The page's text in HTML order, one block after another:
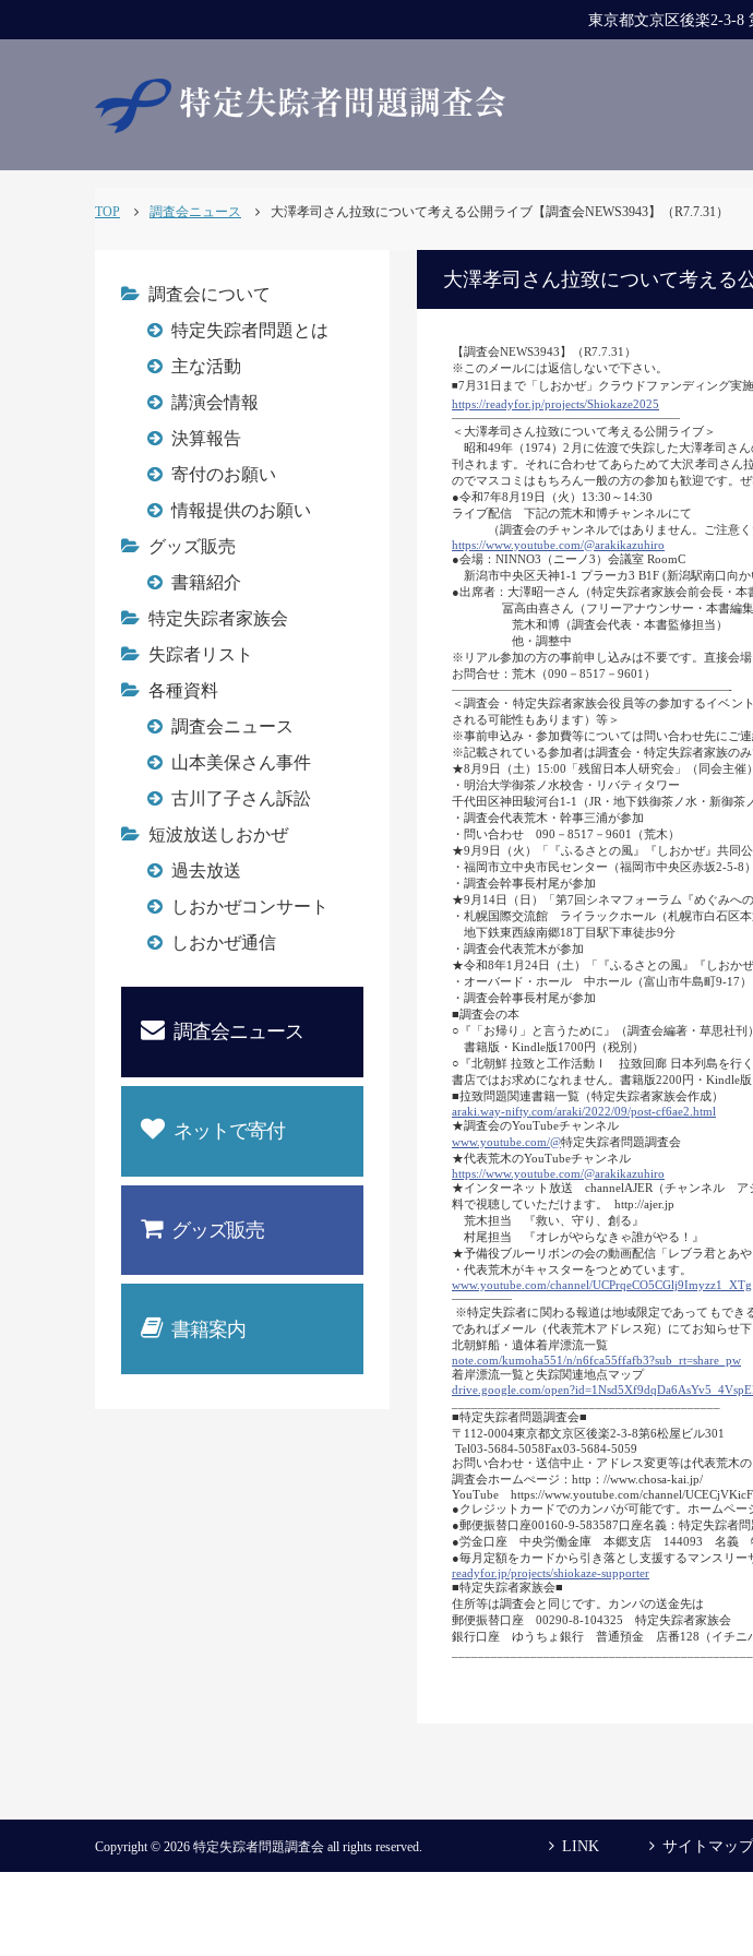
東京都文京区後楽2-3-8
TOP 調査会ニュース 大澤孝司さん拉致について考える公開ライブ【調査会NEWS3943】（R7.7.31）
大澤孝司さん拉致について考える
【調査会NEWS3943】（R7.7.31）
※このメールには返信しないで下さい。
◾️7月31日まで「しおかぜ」クラウドファンディング実
https://readyfor.jp/projects/Shiokaze2025
―――――――――――――――――――
＜大澤孝司さん拉致について考える公開ライブ＞
昭和49年（1974）2月に佐渡で失踪した大澤孝司さ
刊されます。それに合わせてあらためて大沢孝司さん
のでマスコミはもちろん一般の方の参加も歓迎です。ぜ
●令和7年8月19日（火）13:30～14:30
ライブ配信 下記の荒木和博チャンネルにて
（調査会のチャンネルではありません。ご注意く
https://www.youtube.com/@arakikazuhiro
●会場：NINNO3（ニーノ3）会議室 RoomC
新潟市中央区天神1-1 プラーカ3 B1F (新潟駅南口向か
●出席者：大澤昭一さん（特定失踪者家族会前会長・本
冨高由喜さん（フリーアナウンサー・本書編集
荒木和博（調査会代表・本書監修担当）
他・調整中
※リアル参加の方の事前申し込みは不要です。直接会
お問合せ：荒木（090－8517－9601）
―――――――――――――――――――――――-
＜調査会・特定失踪者家族会役員等の参加するイベ
される可能性もあります）等＞
※事前申込み・参加費等については問い合わせ先にご連
※記載されている参加者は調査会・特定失踪者家族のみ
★8月9日（土）15:00「残留日本人研究会」（同会主催）
・明治大学御茶ノ水校舎・リバティタワー
千代田区神田駿河台1-1（JR・地下鉄御茶ノ水・新御茶
・調査会代表荒木・幹事三浦が参加
・問い合わせ 090－8517－9601（荒木）
★9月9日（火）「『ふるさとの風』『しおかぜ』共同
・福岡市立中央市民センター（福岡市中央区赤坂2-5-8）
・調査会幹事長村尾が参加
★9月14日（日）「第7回シネマフォーラム『めぐみへ
・札幌国際交流館 ライラックホール（札幌市白石区本
地下鉄東西線南郷18丁目駅下車徒歩9分
・調査会代表荒木が参加
★令和8年1月24日（土）「『ふるさとの風』『しおか
・オーバード・ホール 中ホール（富山市牛島町9-17）
・調査会幹事長村尾が参加
■調査会の本
○『「お帰り」と言うために』（調査会編著・草思社刊）
書籍版・Kindle版1700円（税別）
○『北朝鮮 拉致と工作活動Ⅰ 拉致回廊 日本列島を行
書店ではお求めになれません。書籍版2200円・Kindle版
■拉致問題関連書籍一覧（特定失踪者家族会作成）
araki.way-nifty.com/araki/2022/09/post-cf6ae2.html
★調査会のYouTubeチャンネル
www.youtube.com/@特定失踪者問題調査会
★代表荒木のYouTubeチャンネル
https://www.youtube.com/@arakikazuhiro
★インターネット放送 channelAJER（チャンネル ア
料で視聴していただけます。 http://ajer.jp
荒木担当 『救い、守り、創る』
村尾担当 『オレがやらなきゃ誰がやる！』
★予備役ブルーリボンの会の動画配信「レブラ君とあや
・代表荒木がキャスターをつとめています。
www.youtube.com/channel/UCPrqeCO5CGlj9Imyzz1_XTg
―――――
※特定失踪者に関わる報道は地域限定であってもでき
であればメール（代表荒木アドレス宛）にてお知らせ
北朝鮮船・遺体着岸漂流一覧
note.com/kumoha551/n/n6fca55ffafb3?sub_rt=share_pw
着岸漂流一覧と失踪関連地点マップ
drive.google.com/
■特定失踪者問題調査会■
〒112-0004東京都文京区後楽2-3-8第6松屋ビル301
Tel03-5684-5058Fax03-5684-5059
お問い合わせ・送信中止・アドレス変更等は代表荒木
調査会ホームぺージ：http：//www.chosa-kai.jp/
YouTube https://www.youtube.com/channel/
●クレジットカードでのカンパが可能です。ホームペー
●郵便振替口座00160-9-583587口座名義：特定失
●労金口座 中央労働金庫 本郷支店 144093 名義 特
●毎月定額をカードから引き落とし支援するマンスリー
readyfor.jp/projects/shiokaze-supporter
■特定失踪者家族会■
住所等は調査会と同じです。カンパの送金先は
郵便振替口座 00290-8-104325 特定失踪者家族会
銀行口座 ゆうちょ銀行 普通預金 店番128（イチニ
調査会について
特定失踪者問題とは
主な活動
講演会情報
決算報告
寄付のお願い
情報提供のお願い
グッズ販売
書籍紹介
特定失踪者家族会
失踪者リスト
各種資料
調査会ニュース
山本美保さん事件
古川了子さん訴訟
短波放送しおかぜ
過去放送
しおかぜコンサート
しおかぜ通信
調査会ニュース
ネットで寄付
グッズ販売
書籍案内
Copyright © 2026 特定失踪者問題調査会 all rights reserved. LINK サイトマップ